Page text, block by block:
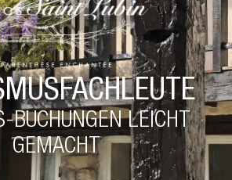
BUCHUNGEN LEICHT
GEMACHT